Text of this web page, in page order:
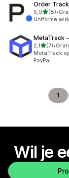
Order
5,0van 5
(8)
8 recensies
•
Uniforme
MetaTrack
2,1van 5
(7)
7 recensies
•
MetaTrack
PayPal
1
Wil je